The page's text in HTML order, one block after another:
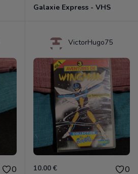
Galaxie Express - VHS
0
VictorHugo75
10.00 € 0